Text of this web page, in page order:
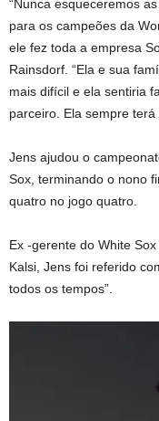
“Nunca esqueceremos
para os campeões da
ele fez toda a empresa
Rainsdorf. “Ela e sua
mais difícil e ela sentiria
parceiro. Ela sempre terá
Jens ajudou o
Sox, terminando o nono
quatro no jogo quatro.
Ex -gerente do White Sox
Kalsi, Jens foi referido
todos os tempos”.